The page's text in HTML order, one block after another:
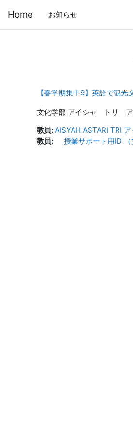
Home お知らせ
【春学期集中9】英語で観光
文化学部 アイシャ トリ ア
教員:AISYAH ASTARI TRI ア
教員:
授業サポート用ID （